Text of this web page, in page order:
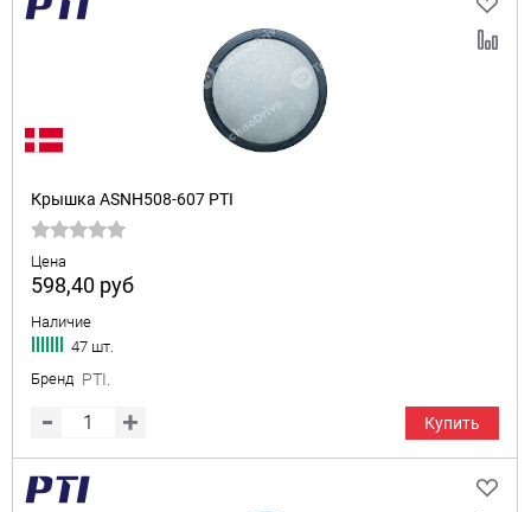
Крышка ASNH508-607 PTI
Цена
598,40 руб
Наличие
47 шт.
Бренд PTI.
Купить